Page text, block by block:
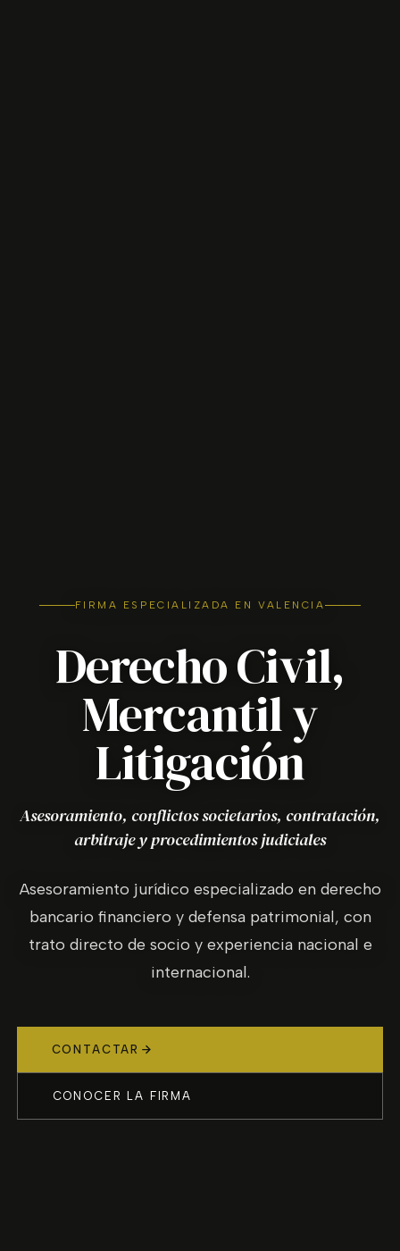
FIRMA ESPECIALIZADA EN VALENCIA
Derecho Civil,
Mercantil y
Litigación
Asesoramiento, conflictos societarios, contratación,
arbitraje y procedimientos judiciales
Asesoramiento jurídico especializado en derecho
bancario financiero y defensa patrimonial, con
trato directo de socio y experiencia nacional e
internacional.
CONTACTAR
CONOCER LA FIRMA